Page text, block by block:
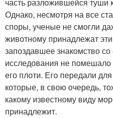
часть разложившейся туши
Однако, несмотря на все
споры, ученые не смогли
животному принадлежат
запоздавшее знакомство
исследования не помешало
его плоти. Его передали
которые, в свою очередь,
какому известному виду
принадлежит.